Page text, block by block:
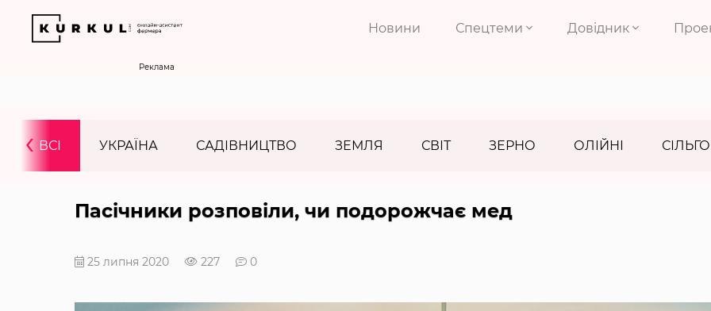
Новини Спецтеми Довідник
Реклама
ВСІ УКРАЇНА САДІВНИЦТВО ЗЕМЛЯ СВІТ ЗЕРНО ОЛІЙНІ
‹
Пасічники розповіли, чи подорожчає мед
25 липня 2020 227 0